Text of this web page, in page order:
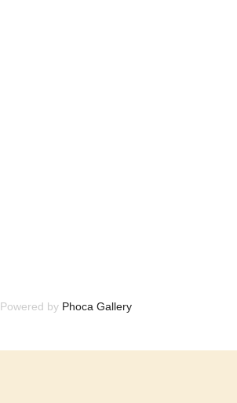
Powered by Phoca Gallery